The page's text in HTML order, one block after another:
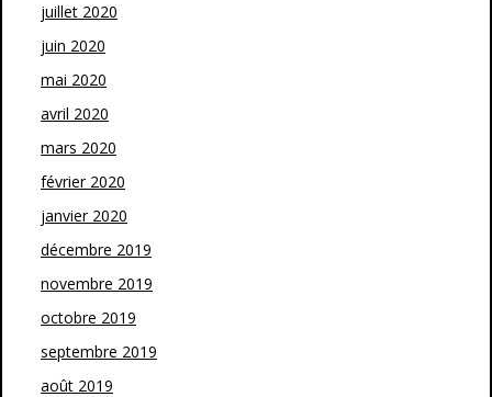
juillet 2020
juin 2020
mai 2020
avril 2020
mars 2020
février 2020
janvier 2020
décembre 2019
novembre 2019
octobre 2019
septembre 2019
août 2019